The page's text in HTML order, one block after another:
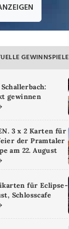
GEWINNSPIELE
gewinnen
3 x 2 Karten für
der Pramtaler
am 22. August
für Eclipse-
Schlosscafe